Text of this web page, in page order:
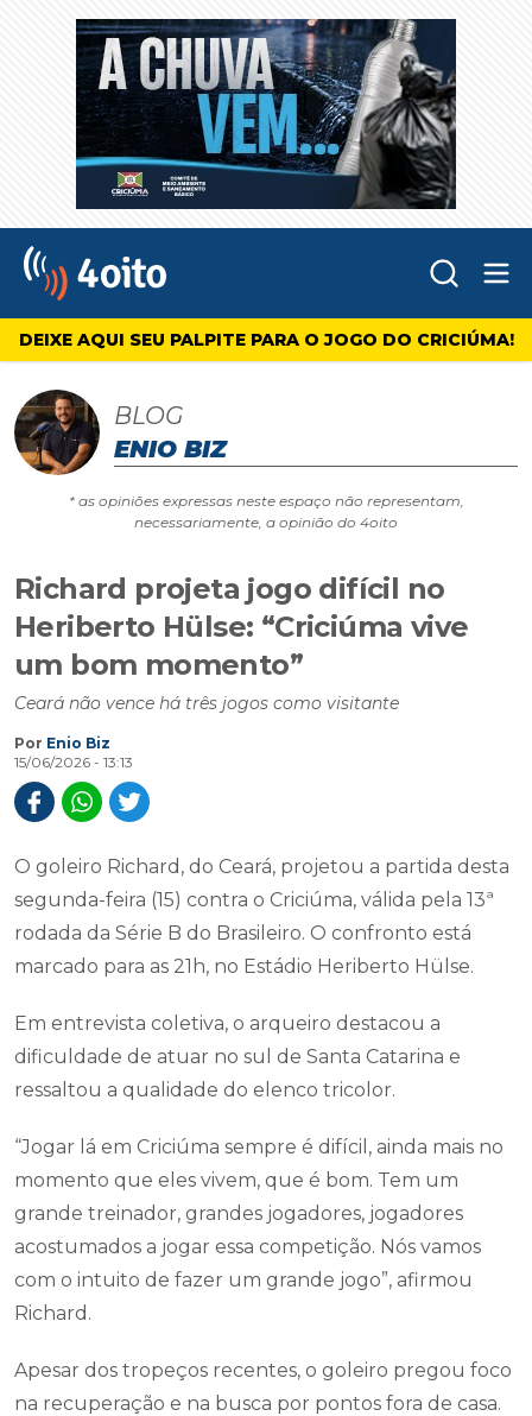
4oito
DEIXE AQUI SEU PALPITE PARA O JOGO DO CRICIÚMA!
BLOG
ENIO BIZ
* as opiniões expressas neste espaço não representam,
necessariamente, a opinião do 4oito
Richard projeta jogo difícil no
Heriberto Hülse: “Criciúma vive
um bom momento”
Ceará não vence há três jogos como visitante
Por Enio Biz
15/06/2026 - 13:13
O goleiro Richard, do Ceará, projetou a partida desta
segunda-feira (15) contra o Criciúma, válida pela 13ª
rodada da Série B do Brasileiro. O confronto está
marcado para as 21h, no Estádio Heriberto Hülse.
Em entrevista coletiva, o arqueiro destacou a
dificuldade de atuar no sul de Santa Catarina e
ressaltou a qualidade do elenco tricolor.
“Jogar lá em Criciúma sempre é difícil, ainda mais no
momento que eles vivem, que é bom. Tem um
grande treinador, grandes jogadores, jogadores
acostumados a jogar essa competição. Nós vamos
com o intuito de fazer um grande jogo”, afirmou
Richard.
Apesar dos tropeços recentes, o goleiro pregou foco
na recuperação e na busca por pontos fora de casa.